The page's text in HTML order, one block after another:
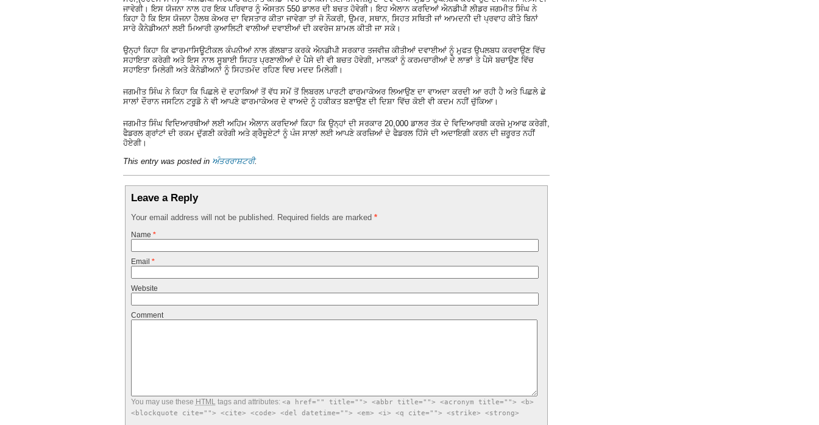
ਜਾਵੇਗੀ। ਇਸ ਯੋਜਨਾ ਨਾਲ ਹਰ ਇਕ ਪਰਿਵਾਰ ਨੂੰ ਔਸਤਨ 550 ਡਾਲਰ ਦੀ ਬਚਤ ਹੋਵੇਗੀ। ਇਹ ਐਲਾਨ ਕਰਦਿਆਂ ਐਨਡੀਪੀ ਲੀਡਰ ਜਗਮੀਤ ਸਿੰਘ ਨੇ
ਕਿਹਾ ਹੈ ਕਿ ਇਸ ਯੋਜਨਾ ਹੈਲਥ ਕੇਅਰ ਦਾ ਵਿਸਤਾਰ ਕੀਤਾ ਜਾਵੇਗਾ ਤਾਂ ਜੋ ਨੌਕਰੀ, ਉਮਰ, ਸਥਾਨ, ਸਿਹਤ ਸਥਿਤੀ ਜਾਂ ਆਮਦਨੀ ਦੀ ਪ੍ਰਵਾਹ ਕੀਤੇ ਬਿਨਾਂ
ਸਾਰੇ ਕੈਨੇਡੀਅਨਾਂ ਲਈ ਮਿਆਰੀ ਕੁਆਲਿਟੀ ਵਾਲੀਆਂ ਦਵਾਈਆਂ ਦੀ ਕਵਰੇਜ ਸ਼ਾਮਲ ਕੀਤੀ ਜਾ ਸਕੇ।
ਉਨ੍ਹਾਂ ਕਿਹਾ ਕਿ ਫਾਰਮਾਸਿਊਟੀਕਲ ਕੰਪਨੀਆਂ ਨਾਲ ਗੱਲਬਾਤ ਕਰਕੇ ਐਨਡੀਪੀ ਸਰਕਾਰ ਤਜਵੀਜ਼ ਕੀਤੀਆਂ ਦਵਾਈਆਂ ਨੂੰ ਮੁਫਤ ਉਪਲਬਧ ਕਰਵਾਉਣ ਵਿੱਚ
ਸਹਾਇਤਾ ਕਰੇਗੀ ਅਤੇ ਇਸ ਨਾਲ ਸੂਬਾਈ ਸਿਹਤ ਪ੍ਰਣਾਲੀਆਂ ਦੇ ਪੈਸੇ ਦੀ ਵੀ ਬਚਤ ਹੋਵੇਗੀ, ਮਾਲਕਾਂ ਨੂੰ ਕਰਮਚਾਰੀਆਂ ਦੇ ਲਾਭਾਂ ਤੇ ਪੈਸੇ ਬਚਾਉਣ ਵਿੱਚ
ਸਹਾਇਤਾ ਮਿਲੇਗੀ ਅਤੇ ਕੈਨੇਡੀਅਨਾਂ ਨੂੰ ਸਿਹਤਮੰਦ ਰਹਿਣ ਵਿਚ ਮਦਦ ਮਿਲੇਗੀ।
ਜਗਮੀਤ ਸਿੰਘ ਨੇ ਕਿਹਾ ਕਿ ਪਿਛਲੇ ਦੋ ਦਹਾਕਿਆਂ ਤੋਂ ਵੱਧ ਸਮੇਂ ਤੋਂ ਲਿਬਰਲ ਪਾਰਟੀ ਫਾਰਮਾਕੇਅਰ ਲਿਆਉਣ ਦਾ ਵਾਅਦਾ ਕਰਦੀ ਆ ਰਹੀ ਹੈ ਅਤੇ ਪਿਛਲੇ ਛੇ
ਸਾਲਾਂ ਦੌਰਾਨ ਜਸਟਿਨ ਟਰੂਡੋ ਨੇ ਵੀ ਆਪਣੇ ਫਾਰਮਾਕੇਅਰ ਦੇ ਵਾਅਦੇ ਨੂੰ ਹਕੀਕਤ ਬਣਾਉਣ ਦੀ ਦਿਸ਼ਾ ਵਿੱਚ ਕੋਈ ਵੀ ਕਦਮ ਨਹੀਂ ਚੁੱਕਿਆ।
ਜਗਮੀਤ ਸਿੰਘ ਵਿਦਿਆਰਥੀਆਂ ਲਈ ਅਹਿਮ ਐਲਾਨ ਕਰਦਿਆਂ ਕਿਹਾ ਕਿ ਉਨ੍ਹਾਂ ਦੀ ਸਰਕਾਰ 20,000 ਡਾਲਰ ਤੱਕ ਦੇ ਵਿਦਿਆਰਥੀ ਕਰਜ਼ੇ ਮੁਆਫ ਕਰੇਗੀ,
ਫੈਡਰਲ ਗ੍ਰਾਂਟਾਂ ਦੀ ਰਕਮ ਦੁੱਗਣੀ ਕਰੇਗੀ ਅਤੇ ਗ੍ਰੈਜੂਏਟਾਂ ਨੂੰ ਪੰਜ ਸਾਲਾਂ ਲਈ ਆਪਣੇ ਕਰਜ਼ਿਆਂ ਦੇ ਫੈਡਰਲ ਹਿੱਸੇ ਦੀ ਅਦਾਇਗੀ ਕਰਨ ਦੀ ਜ਼ਰੂਰਤ ਨਹੀਂ
ਹੋਏਗੀ।
This entry was posted in ਅੰਤਰਰਾਸ਼ਟਰੀ.
Leave a Reply
Your email address will not be published. Required fields are marked *
Name *
Email *
Website
Comment
You may use these HTMLtags and attributes: <a href="" title=""> <abbr title=""> <acronym title=""> <b>
<blockquote cite=""> <cite> <code> <del datetime=""> <em> <i> <q cite=""> <strike> <strong>